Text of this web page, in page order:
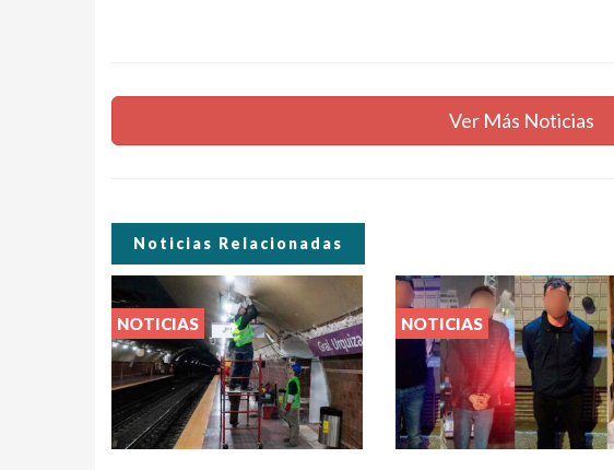
Ver Más Noticias
Noticias Relacionadas
NOTICIAS NOTICIAS